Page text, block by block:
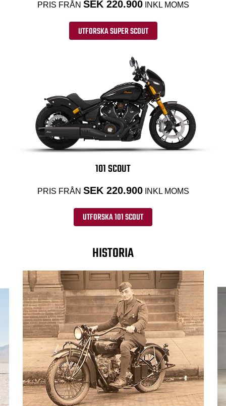
PRIS FRÅN SEK 220.900 INKL MOMS
UTFORSKA SUPER SCOUT
101 SCOUT
PRIS FRÅN SEK 220.900 INKL MOMS
UTFORSKA 101 SCOUT
HISTORIA